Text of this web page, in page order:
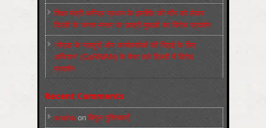
शिक्षा मंत्री धर्मेन्द्र प्रधान के इस्तीफ़े की माँग को लेकर
दिल्ली के जन्तर-मन्तर पर छात्रों-युवाओं का विरोध प्रदर्शन
‘नोएडा के मज़दूरों और कार्यकर्ताओं की रिहाई के लिए
अभियान’ (CaRWAN) के बैनर तले दिल्ली में विरोध
प्रदर्शन
Recent Comments
sneha on बिगुल पुस्तिकाएँ